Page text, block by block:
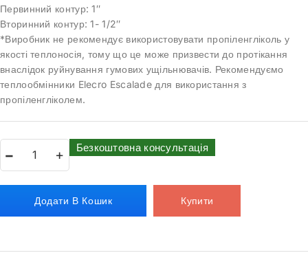
Первинний контур: 1″
Вторинний контур: 1- 1/2″
*Виробник не рекомендує використовувати пропіленгліколь у
якості теплоносія, тому що це може призвести до протікання
внаслідок руйнування гумових ущільнювачів. Рекомендуємо
теплообмінники Elecro Escalade для використання з
пропіленгліколем.
Додати В Кошик Купити
Безкоштовна консультація